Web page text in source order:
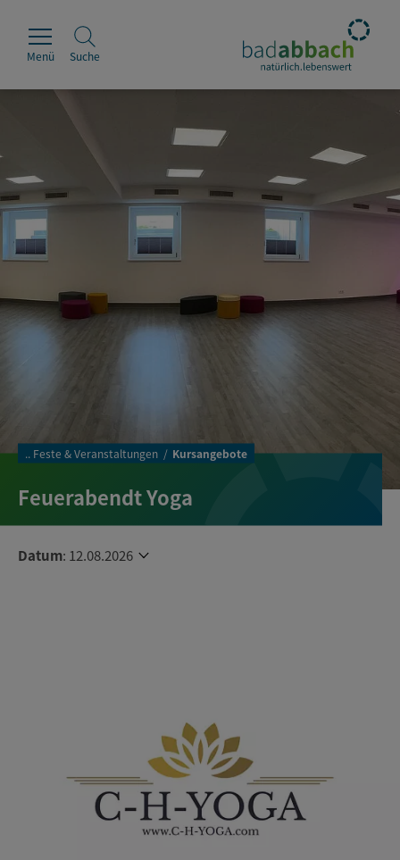
Rathaus
Erleben
Leben & Wohnen
Wirtschaft & Handel
Menü Suche
.. Feste & Veranstaltungen Kursangebote
Feuerabendt Yoga
Datum: 12.08.2026